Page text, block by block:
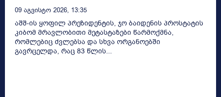
09 Აგვისტო 2026, 13:35
აშშ-ის ყოფილ პრეზიდენტის, ჯო ბაიდენის პროსტატის
კიბომ მრავლობითი მეტასტაზები წარმოქმნა,
რომლებიც ძვლებსა და სხვა ორგანოებში
გავრცელდა, რაც 83 წლის...